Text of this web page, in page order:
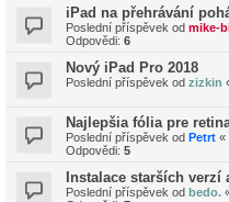
iPad na přehrávání
Poslední příspěvek od mike-
Odpovědi: 6
Nový iPad Pro 2018
Poslední příspěvek od zizkin
Najlepšia fólia pre
Poslední příspěvek od Petrt «
Odpovědi: 5
Instalace starších verzí
Poslední příspěvek od bedo.